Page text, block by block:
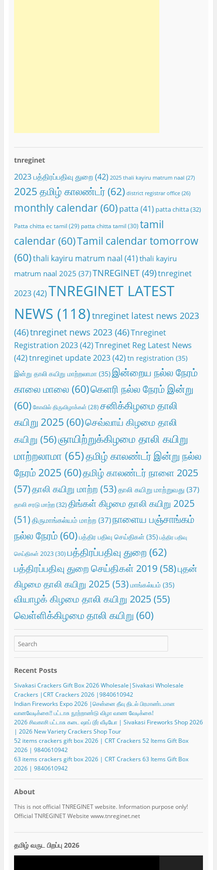
tnreginet
2023 பத்திரப்பதிவு துறை(42) 2025 thali kayiru matrum naal (27)
2025 தமிழ் காலண்டர்(62) district registrar office(26)
monthly calendar(60) patta (41) patta chitta(32)
Patta chitta ec tamil (29) patta chitta tamil (30) tamil
calendar(60)Tamil calendar tomorrow
(60)thali kayiru matrum naal (41) thali kayiru
matrum naal 2025 (37)TNREGINET(49)tnreginet
2023(42)TNREGINET LATEST
NEWS (118)tnreginet latest news 2023
(46)tnreginet news 2023(46)Tnreginet
Registration 2023(42)Tnreginet Reg Latest News
(42)tnreginet update 2023(42) tn registration (35)
இன்று தாலி கயிறு மாற்றலாமா(35)இன்றைய நல்ல நேரம்
காலை மாலை (60)கெளரி நல்ல நேரம் இன்று
(60) கோவில் திருவிழாக்கள் (28) சனிக்கிழமை தாலி
கயிறு 2025 (60)செவ்வாய் கிழமை தாலி
கயிறு (56)ஞாயிற்றுக்கிழமை தாலி கயிறு
மாற்றலாமா (65)தமிழ் காலண்டர் இன்று நல்ல
நேரம் 2025 (60)தமிழ் காலண்டர் நாளை 2025
(57)தாலி கயிறு மாற்ற (53) தாலி கயிறு மாற்றுவது (37)
தாலி சரடு மாற்ற(32)திங்கள் கிழமை தாலி கயிறு 2025
(51) திருமாங்கல்யம் மாற்ற (37)நாளைய பஞ்சாங்கம்
நல்ல நேரம்(60)பத்திர பதிவு செய்திகள்(35) பத்திர பதிவு
செய்திகள் 2023 (30) பத்திரப்பதிவு துறை (62)
பத்திரப்பதிவு துறை செய்திகள் 2019(58)புதன்
கிழமை தாலி கயிறு 2025 (53) மாங்கல்யம்(35)
வியாழக் கிழமை தாலி கயிறு 2025(55)
வெள்ளிக்கிழமை தாலி கயிறு (60)
Recent Posts
Sivakasi Crackers Gift Box 2026 Wholesale|Sivakasi Wholesale
Crackers |CRT Crackers 2026 |9840610942
Indian Fireworks Expo 2026 |சென்னை தீவு திடல் பிரமாண்டமான
வானவேடிக்கை!! பட்டாசு நூற்றாண்டு விழா வாண வேடிக்கை!
2026 சிவகாசி பட்டாசு கடை ஷாப் டூர் வீடியோ | Sivakasi Fireworks Shop 2026
| 2026 New Variety Crackers Shop Tour
52 items crackers gift box 2026 | CRT Crackers 52 Items Gift Box
2026 | 9840610942
63 items crackers gift box 2026 | CRT Crackers 63 Items Gift Box
2026 | 9840610942
About
This is not official TNREGINET website. Information purpose only!
Official TNREGINET Website www.tnreginet.net
தமிழ் வருட பிறப்பு 2026